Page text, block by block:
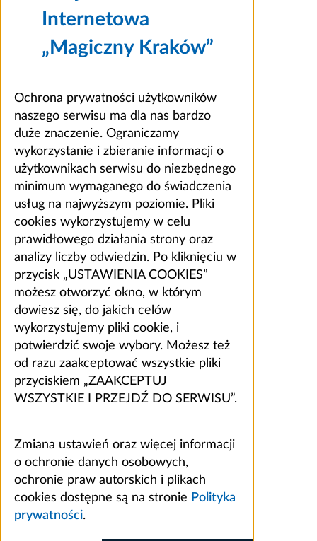
Internetowa
„Magiczny Kraków”
Ochrona prywatności użytkowników
naszego serwisu ma dla nas bardzo
duże znaczenie. Ograniczamy
wykorzystanie i zbieranie informacji o
użytkownikach serwisu do niezbędnego
minimum wymaganego do świadczenia
usług na najwyższym poziomie. Pliki
cookies wykorzystujemy w celu
prawidłowego działania strony oraz
analizy liczby odwiedzin. Po kliknięciu w
przycisk „USTAWIENIA COOKIES”
możesz otworzyć okno, w którym
dowiesz się, do jakich celów
wykorzystujemy pliki cookie, i
potwierdzić swoje wybory. Możesz też
od razu zaakceptować wszystkie pliki
przyciskiem „ZAAKCEPTUJ
WSZYSTKIE I PRZEJDŹ DO SERWISU”.
Zmiana ustawień oraz więcej informacji
o ochronie danych osobowych,
ochronie praw autorskich i plikach
cookies dostępne są na stronie Polityka
prywatności.